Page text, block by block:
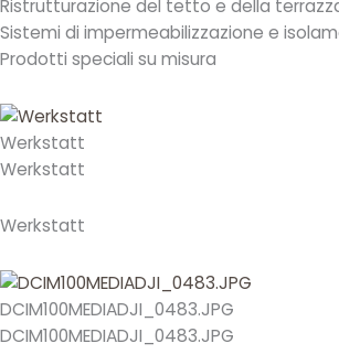
Ristrutturazione del tetto e della
Sistemi di impermeabilizzazione e
Prodotti speciali su misura
Werkstatt
Werkstatt
Werkstatt
DCIM100MEDIADJI_0483.JPG
DCIM100MEDIADJI_0483.JPG